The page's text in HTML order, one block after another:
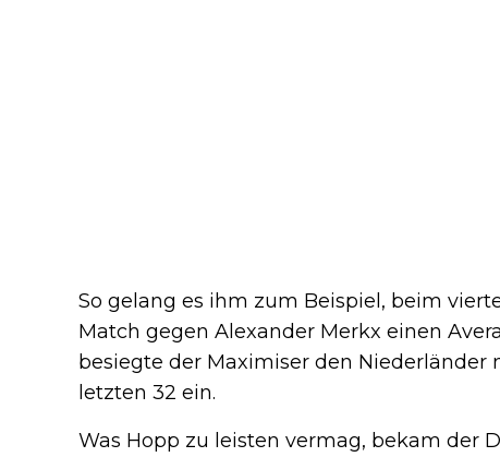
So gelang es ihm zum Beispiel, beim
Match gegen Alexander Merkx einen
besiegte der Maximiser den Niederländer
letzten 32 ein.
Was Hopp zu leisten vermag, bekam der